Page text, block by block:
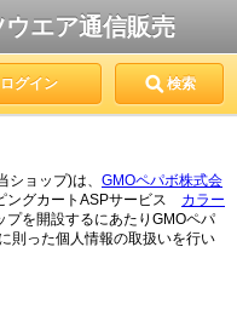
エア通信販売
ログイン 検索
ョップ)は、 GMOペパボ株式会
ングカートASPサービス カラー
を開設するにあたりGMOペパ
に則った個人情報の取扱いを行い